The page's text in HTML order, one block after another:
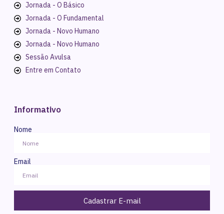
Jornada - O Básico
Jornada - O Fundamental
Jornada - Novo Humano
Jornada - Novo Humano
Sessão Avulsa
Entre em Contato
Informativo
Nome
Email
Cadastrar E-mail